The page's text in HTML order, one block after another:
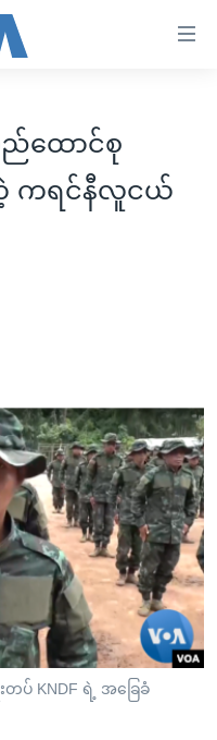
ထောင်စု
ကရင်နီလူငယ်
ပ် KNDF ရဲ့ အခြေခံ